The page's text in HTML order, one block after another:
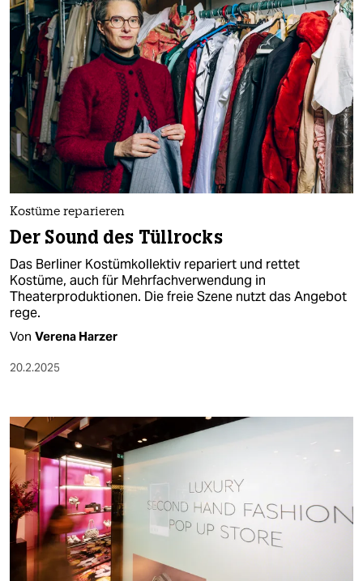
Kostüme reparieren
Der Sound des Tüllrocks
Das Berliner Kostümkollektiv repariert und rettet
Kostüme, auch für Mehrfachverwendung in
Theaterproduktionen. Die freie Szene nutzt das Angebot
rege.
Von Verena Harzer
20.2.2025